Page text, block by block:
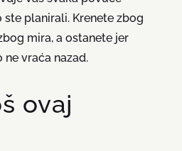
planirali. Krenete zbog
mira, a ostanete jer
vraća nazad.
ovaj